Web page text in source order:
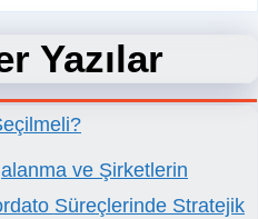
Yazılar
ve Şirketlerin
Süreçlerinde Stratejik